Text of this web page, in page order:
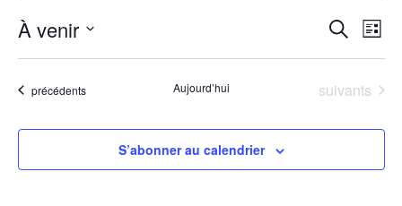
et
de
vues
Recherche
de
Liste
À venir
une
Évènements
précédents Aujourd’hui Évènements
suivants
S’abonner au calendrier